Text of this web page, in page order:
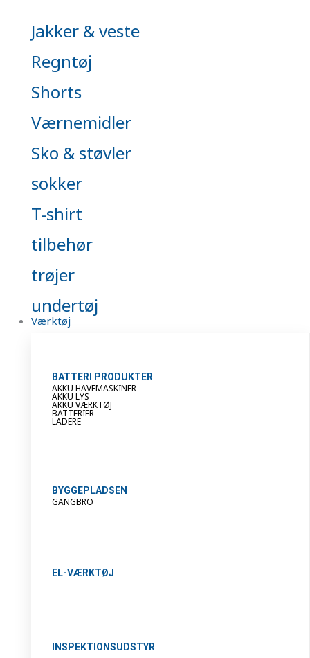
Jakker & veste
Regntøj
Shorts
Værnemidler
Sko & støvler
sokker
T-shirt
tilbehør
trøjer
undertøj
Værktøj
BATTERI PRODUKTER
AKKU HAVEMASKINER
AKKU LYS
AKKU VÆRKTØJ
BATTERIER
LADERE
BYGGEPLADSEN
GANGBRO
EL-VÆRKTØJ
INSPEKTIONSUDSTYR